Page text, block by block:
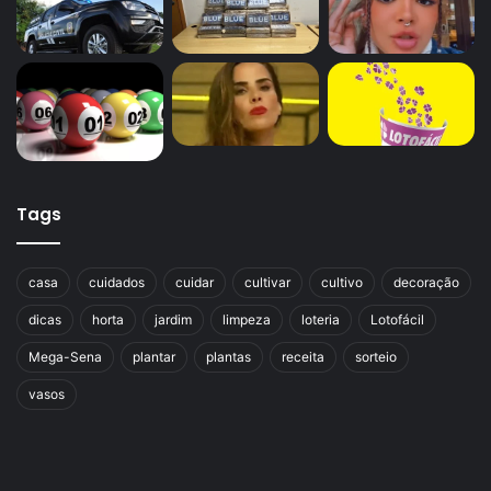
Tags
casa cuidados cuidar cultivar cultivo decoração
dicas horta jardim limpeza loteria Lotofácil
Mega-Sena plantar plantas receita sorteio
vasos